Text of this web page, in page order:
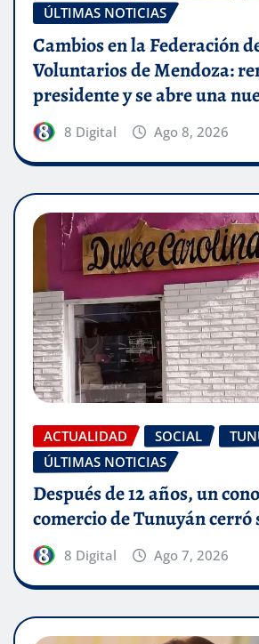
ÚLTIMAS NOTICIAS
Cambios en la Federación
Voluntarios de Mendoza:
presidente y se abre una
8 Digital Ago 8, 2026
ACTUALIDAD SOCIAL
ÚLTIMAS NOTICIAS
Después de 12 años, un
comercio de Tunuyán cerró
8 Digital Ago 7, 2026